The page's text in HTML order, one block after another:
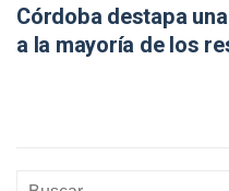
Córdoba destapa
a la mayoría de los